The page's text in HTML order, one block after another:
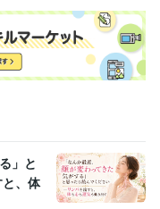
数 : 4年
: 2年
経験年数 : 10年
」と
、体